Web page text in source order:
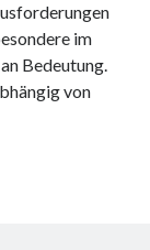
im
Bedeutung.
von